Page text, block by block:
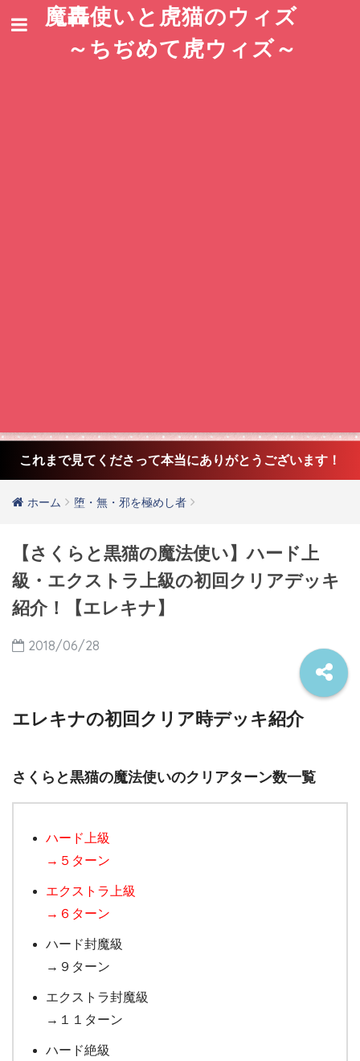
魔轟使いと虎猫のウィズ
～ちぢめて虎ウィズ～
これまで見てくださって本当にありがとうございます！
ホーム 堕・無・邪を極めし者
【さくらと黒猫の魔法使い】ハード上
級・エクストラ上級の初回クリアデッキ
紹介！【エレキナ】
2018/06/28
エレキナの初回クリア時デッキ紹介
さくらと黒猫の魔法使いのクリアターン数一覧
ハード上級
→５ターン
エクストラ上級
→６ターン
ハード封魔級
→９ターン
エクストラ封魔級
→１１ターン
ハード絶級